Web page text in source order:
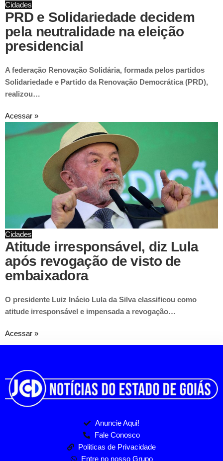
Cidades
PRD e Solidariedade decidem
pela neutralidade na eleição
presidencial
A federação Renovação Solidária, formada pelos partidos
Solidariedade e Partido da Renovação Democrática (PRD),
realizou…
Acessar »
Cidades
Atitude irresponsável, diz Lula
após revogação de visto de
embaixadora
O presidente Luiz Inácio Lula da Silva classificou como
atitude irresponsável e impensada a revogação…
Acessar »
Anuncie Aqui!
Fale Conosco
Politicas de Privacidade
Entre no nosso Grupo